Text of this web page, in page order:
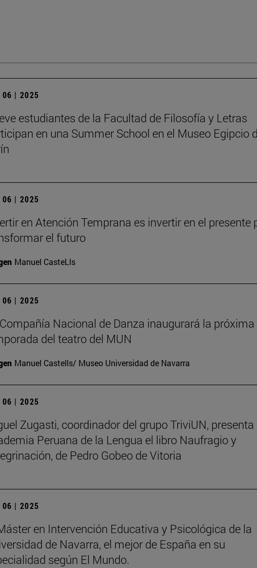
| 2025
estudiantes de la Facultad de Filosofía y Letras
en una Summer School en el Museo Egipcio
| 2025
en Atención Temprana es invertir en el presente
el futuro
Manuel CasteLls
| 2025
Nacional de Danza inaugurará la próxima
del teatro del MUN
Manuel Castells/ Museo Universidad de Navarra
| 2025
Zugasti, coordinador del grupo TriviUN, presenta
Peruana de la Lengua el libro Naufragio y
de Pedro Gobeo de Vitoria
| 2025
en Intervención Educativa y Psicológica de la
de Navarra, el mejor de España en su
según El Mundo.